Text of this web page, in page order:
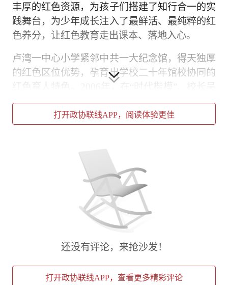
丰厚的红色资源，为孩子们搭建了知行合一的实
践舞台，为少年成长注入了最鲜活、最纯粹的红
色养分，让红色教育走出课本、落地入心。
卢湾一中心小学紧邻中共一大纪念馆，得天独厚
的红色区位优势，孕育出学校二十年馆校协同的
蓉瑾的牵头下，学校组建了全国首支小学生红领
巾讲解社团——“红喇叭”。二十载薪火相传，一
“红喇叭”的诞生，源于温暖的教育初心。吴蓉瑾
在带队参观红色场馆时发现，专业化、成人化的
讲解内容，难以让小学生真正理解共情。一句孩
童的心声：“要是有和我们一样大的讲解员就好
念。自此，学校开启馆校合作新模式，从零起步
打磨少年宣讲队伍，让红色教育真正适配少年视
角、贴近少年心灵。
打开政协联线APP，阅读体验更佳
还没有评论，来抢沙发！
打开政协联线APP，查看更多精彩评论